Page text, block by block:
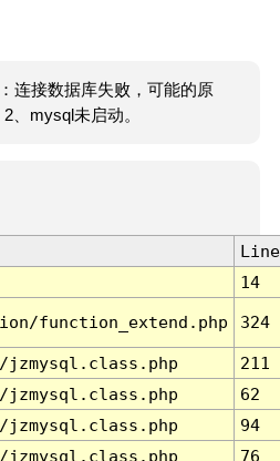
连接数据库失败，可能的原
、mysql未启动。
Line
14
function_extend.php 324
211
62
94
76